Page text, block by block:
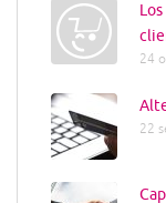
24
22